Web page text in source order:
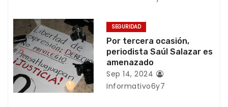
t
r
a
d
SEGURIDAD
Por tercera ocasión,
periodista Saúl Salazar es
amenazado
Sep 14, 2024
Informativo6y7